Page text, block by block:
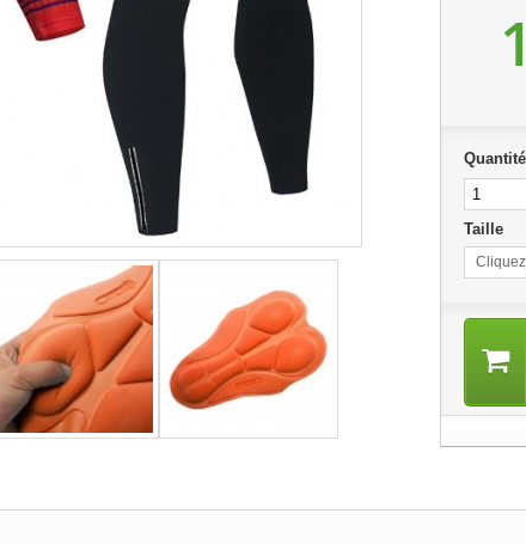
Quantité
Taille